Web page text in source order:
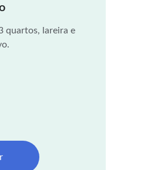
quartos, lareira e